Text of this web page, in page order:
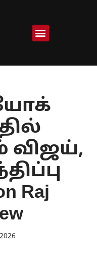
விஜய்,
Raj